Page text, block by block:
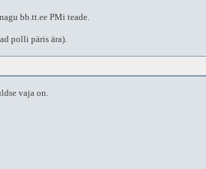
bb.tt.ee PMi teade.
polli päris ära).
vaja on.